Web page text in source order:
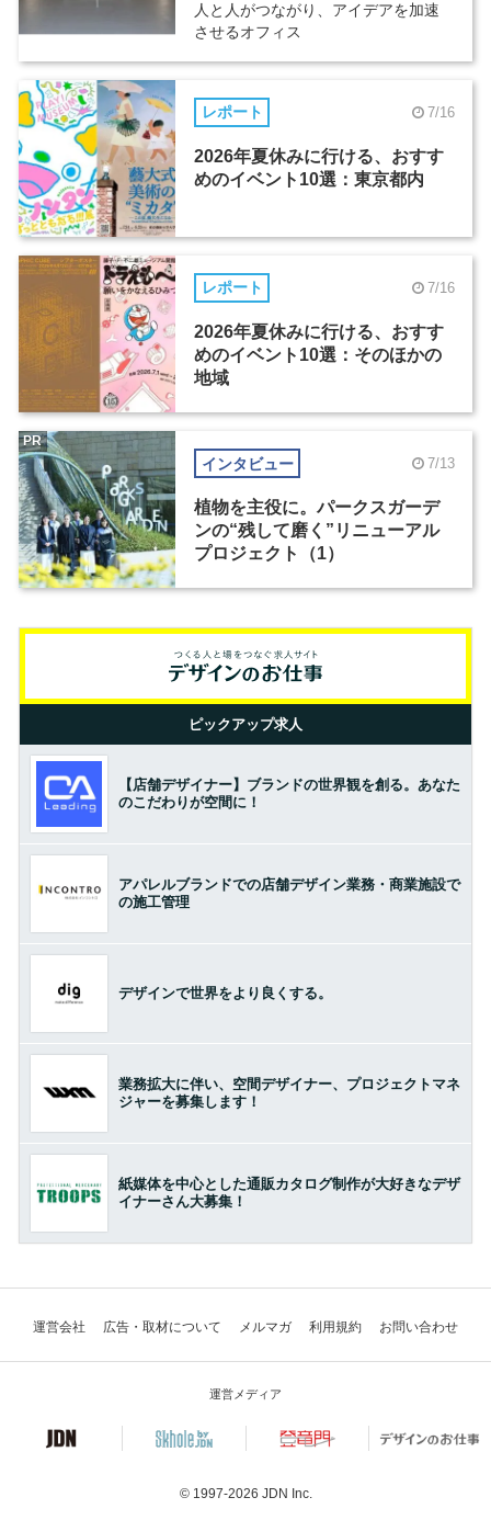
人と人がつながり、アイデアを加速
させるオフィス
レポート 7/16
2026年夏休みに行ける、おすす
めのイベント10選：東京都内
レポート 7/16
2026年夏休みに行ける、おすす
めのイベント10選：そのほかの
地域
インタビュー 7/13
植物を主役に。パークスガーデ
ンの“残して磨く”リニューアル
プロジェクト（1）
PR
ピックアップ求人
【店舗デザイナー】ブランドの世界観を創る。あなた
のこだわりが空間に！
アパレルブランドでの店舗デザイン業務・商業施設で
の施工管理
デザインで世界をより良くする。
業務拡大に伴い、空間デザイナー、プロジェクトマネ
ジャーを募集します！
紙媒体を中心とした通販カタログ制作が大好きなデザ
イナーさん大募集！
運営会社 広告・取材について メルマガ 利用規約 お問い合わせ
運営メディア
© 1997-2026 JDN Inc.